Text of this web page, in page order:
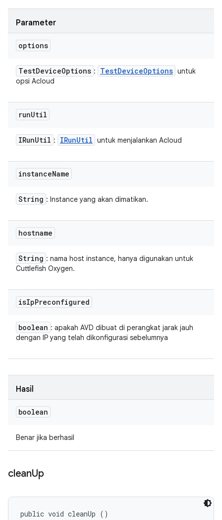
Parameter
options
TestDeviceOptions : TestDeviceOptions untuk
opsi Acloud
runUtil
IRunUtil : IRunUtil untuk menjalankan Acloud
instanceName
String : Instance yang akan dimatikan.
hostname
String : nama host instance, hanya digunakan untuk
Cuttlefish Oxygen.
isIpPreconfigured
boolean : apakah AVD dibuat di perangkat jarak jauh
dengan IP yang telah dikonfigurasi sebelumnya
Hasil
boolean
Benar jika berhasil
cleanUp
public void cleanUp ()